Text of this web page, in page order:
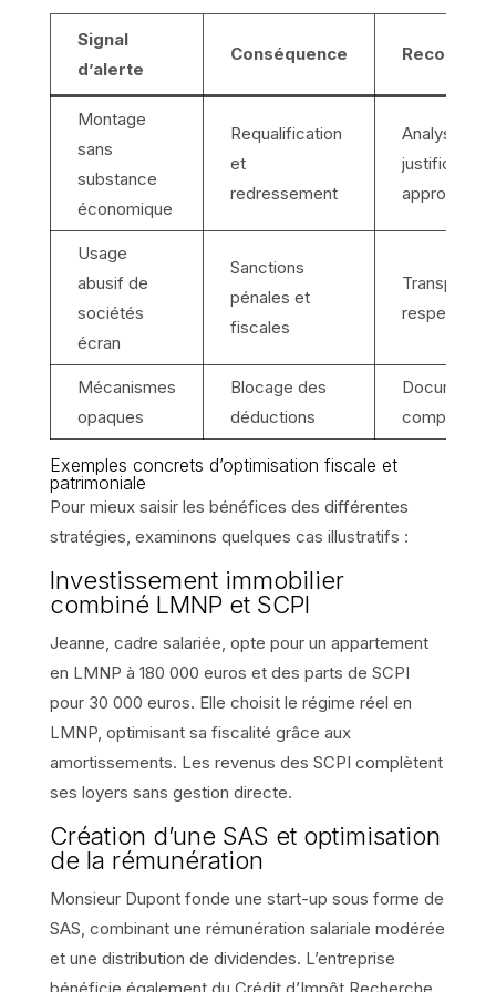
Signal
d’alerte
Conséquence
Montage
sans
substance
économique
Requalification
et
redressement
Analyse et
justification
approfondie
Usage
abusif de
sociétés
écran
Sanctions
pénales et
fiscales
respect
Mécanismes
opaques
Blocage des
déductions
complète
Exemples concrets d’optimisation fiscale et
patrimoniale
Pour mieux saisir les bénéfices des différentes
stratégies, examinons quelques cas illustratifs :
Investissement immobilier
combiné LMNP et SCPI
Jeanne, cadre salariée, opte pour un appartement
en LMNP à 180 000 euros et des parts de SCPI
pour 30 000 euros. Elle choisit le régime réel en
LMNP, optimisant sa fiscalité grâce aux
amortissements. Les revenus des SCPI complètent
ses loyers sans gestion directe.
Création d’une SAS et optimisation
de la rémunération
Monsieur Dupont fonde une start-up sous forme de
SAS, combinant une rémunération salariale modérée
et une distribution de dividendes. L’entreprise